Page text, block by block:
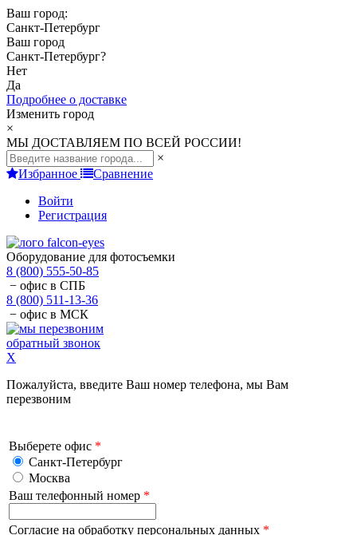
Ваш город:
Санкт-Петербург
Ваш город
Санкт-Петербург?
Нет
Да
Подробнее о доставке
Изменить город
×
МЫ ДОСТАВЛЯЕМ ПО ВСЕЙ РОССИИ!
×
Избранное
Сравнение
Войти
Регистрация
Оборудование для фотосъемки
8 (800) 555-50-85
− офис в СПБ
8 (800) 511-13-36
− офис в МСК
обратный звонок
X
Пожалуйста, введите Ваш номер телефона, мы Вам
перезвоним
Выберете офис *
Санкт-Петербург
Москва
Ваш телефонный номер *
Согласие на обработку персональных данных *